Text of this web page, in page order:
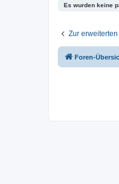
Es wurden keine
Zur
Foren-